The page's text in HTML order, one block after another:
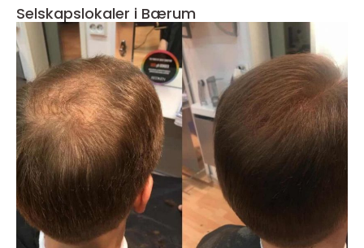
Selskapslokaler i Bærum